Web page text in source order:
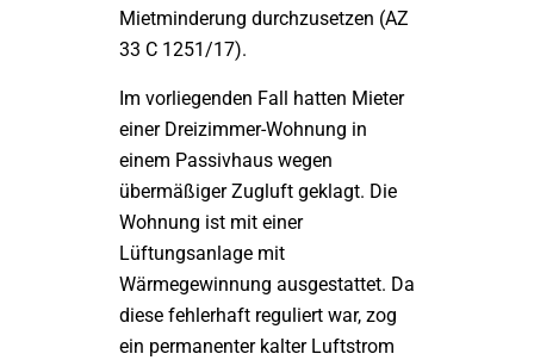
Mietminderung durchzusetzen (AZ
33 C 1251/17).
Im vorliegenden Fall hatten Mieter
einer Dreizimmer-Wohnung in
einem Passivhaus wegen
übermäßiger Zugluft geklagt. Die
Wohnung ist mit einer
Lüftungsanlage mit
Wärmegewinnung ausgestattet. Da
diese fehlerhaft reguliert war, zog
ein permanenter kalter Luftstrom